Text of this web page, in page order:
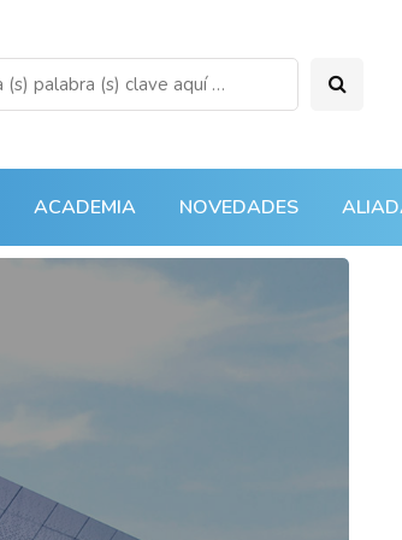
ACADEMIA NOVEDADES